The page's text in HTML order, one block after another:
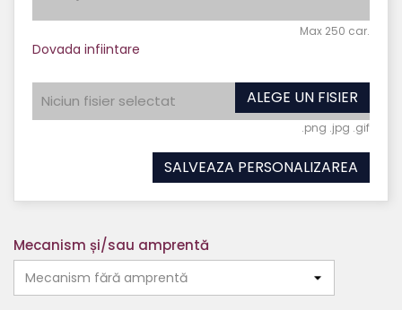
Max 250 car.
Dovada infiintare
Niciun fisier selectat ALEGE UN FISIER
.png .jpg .gif
SALVEAZA PERSONALIZAREA
Mecanism și/sau amprentă